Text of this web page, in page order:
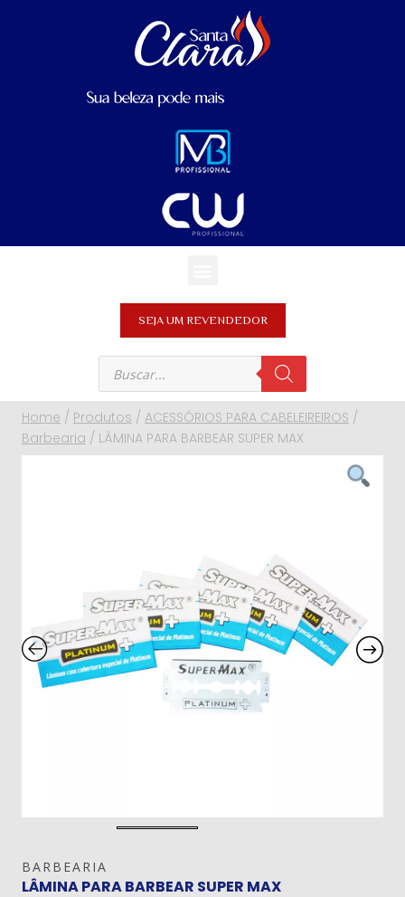
SEJA UM REVENDEDOR
Home / Produtos / ACESSÓRIOS PARA CABELEIREIROS /
Barbearia / LÂMINA PARA BARBEAR SUPER MAX
BARBEARIA
LÂMINA PARA BARBEAR SUPER MAX